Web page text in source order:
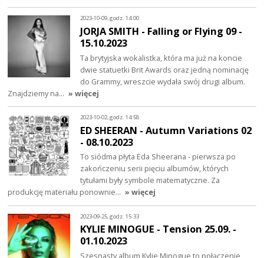
2023-10-09, godz. 14:00
JORJA SMITH - Falling or Flying 09 -
15.10.2023
Ta brytyjska wokalistka, która ma już na koncie
dwie statuetki Brit Awards oraz jedną nominację
do Grammy, wreszcie wydała swój drugi album.
Znajdziemy na… » więcej
2023-10-02, godz. 14:58
ED SHEERAN - Autumn Variations 02
- 08.10.2023
To siódma płyta Eda Sheerana - pierwsza po
zakończeniu serii pięciu albumów, których
tytułami były symbole matematyczne. Za
produkcję materiału ponownie… » więcej
2023-09-25, godz. 15:33
KYLIE MINOGUE - Tension 25.09. -
01.10.2023
Szesnasty album Kylie Minogue to połączenie